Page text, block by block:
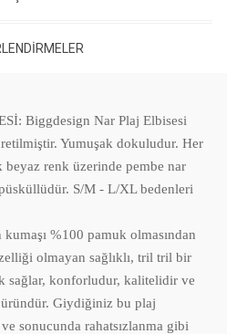
Biggdesign Nar Plaj Elbisesi
Yumuşak dokuludur. Her
renk üzerinde pembe nar
S/M - L/XL bedenleri
%100 pamuk olmasından
olmayan sağlıklı, tril tril bir
sağlar, konforludur, kalitelidir ve
Giydiğiniz bu plaj
sonucunda rahatsızlanma gibi